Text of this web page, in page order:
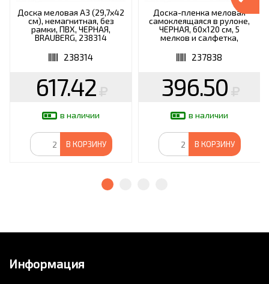
Доска меловая А3 (29,7х42
см), немагнитная, без
рамки, ПВХ, ЧЕРНАЯ,
BRAUBERG, 238314
238314
617.42
в наличии
В КОРЗИНУ
Доска-пленка меловая
самоклеящаяся в рулоне,
ЧЕРНАЯ, 60х120 см, 5
мелков и салфетка,
237838
396.50
в наличии
В КОРЗИНУ
Информация